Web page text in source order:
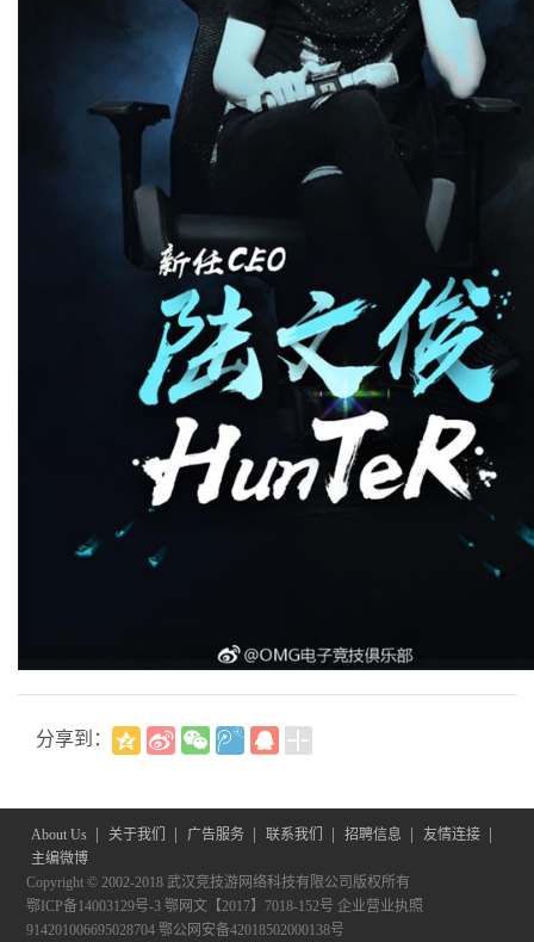
分享到：
About Us 关于我们 广告服务 联系我们 招聘信息 友情连接
主编微博
Copyright © 2002-2018 武汉竞技游网络科技有限公司版权所有
鄂ICP备14003129号-3 鄂网文【2017】7018-152号 企业营业执照
914201006695028704 鄂公网安备42018502000138号